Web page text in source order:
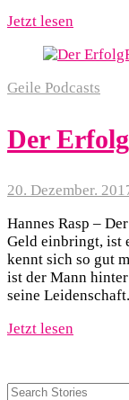
Jetzt lesen
Geile Podcasts
Der
20. Dezember.
Hannes Rasp –
Geld einbringt, ist
kennt sich so gut
ist der Mann
seine
Jetzt lesen